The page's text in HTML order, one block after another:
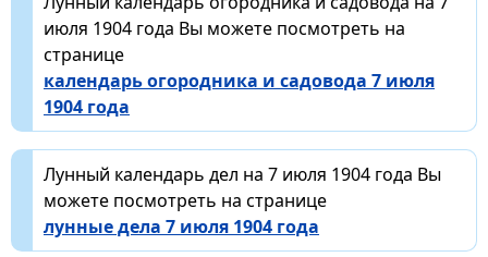
июля 1904 года Вы можете посмотреть на
странице
календарь огородника и садовода 7 июля
1904 года
Лунный календарь дел на 7 июля 1904 года Вы
можете посмотреть на странице
лунные дела 7 июля 1904 года